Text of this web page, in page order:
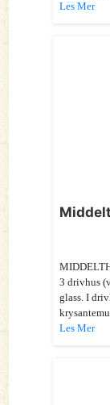
Les Mer
3 drivhus
glass. I
Les Mer